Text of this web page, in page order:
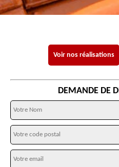
Voir nos réalisations
DEMANDE DE